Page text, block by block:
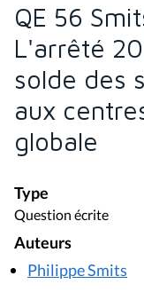
QE 56
L'arrêté
solde des
aux
globale
Type
Question écrite
Auteurs
Philippe Smits